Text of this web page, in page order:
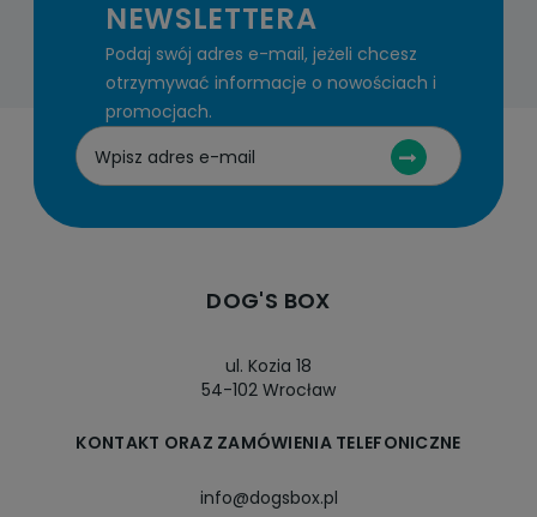
NEWSLETTERA
Podaj swój adres e-mail, jeżeli chcesz
otrzymywać informacje o nowościach i
promocjach.
DOG'S BOX
ul. Kozia 18
54-102 Wrocław
KONTAKT ORAZ ZAMÓWIENIA TELEFONICZNE
info@dogsbox.pl